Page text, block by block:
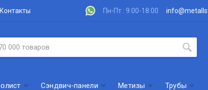
Контакты Пн-Пт : 9:00-18:00
Сэндвич-панели Метизы Трубы